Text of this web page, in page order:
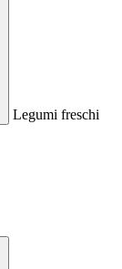
Legumi freschi